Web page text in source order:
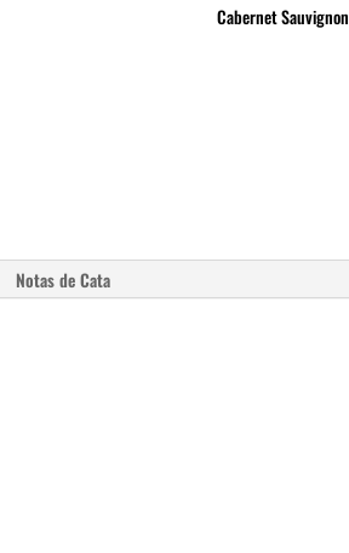
Cabernet Sauvignon
Notas de Cata